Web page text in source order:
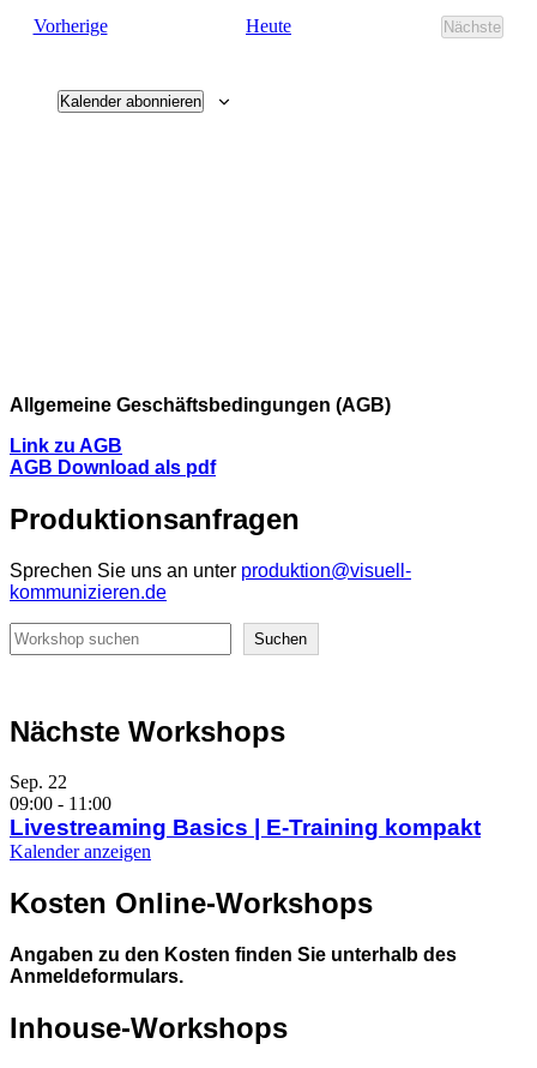
VorherigeVeranstaltungen Heute
Nächste
Kalender abonnieren
Allgemeine Geschäftsbedingungen (AGB)
Link zu AGB
AGB Download als pdf
Produktionsanfragen
Sprechen Sie uns an unter produktion@visuell-
kommunizieren.de
Suchen
Suchen
Nächste Workshops
Sep. 22
09:00 - 11:00
Livestreaming Basics | E-Training kompakt
Kalender anzeigen
Kosten Online-Workshops
Angaben zu den Kosten finden Sie unterhalb des
Anmeldeformulars.
Inhouse-Workshops